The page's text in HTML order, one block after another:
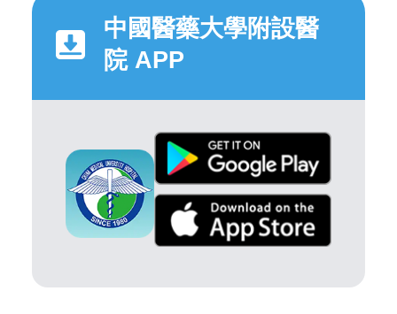
中國醫藥大學附設醫
院 APP